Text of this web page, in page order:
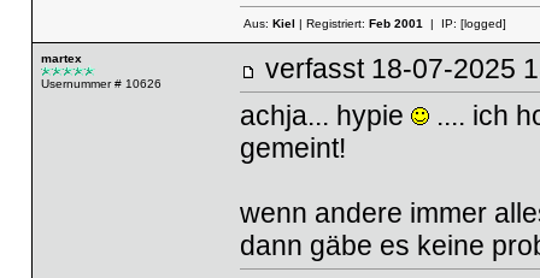
Aus: Kiel | Registriert: Feb 2001| IP: [logged]
martex
Usernummer # 10626
verfasst 18-07-
achja... hypie
.... ich
gemeint!
wenn andere immer
dann gäbe es keine